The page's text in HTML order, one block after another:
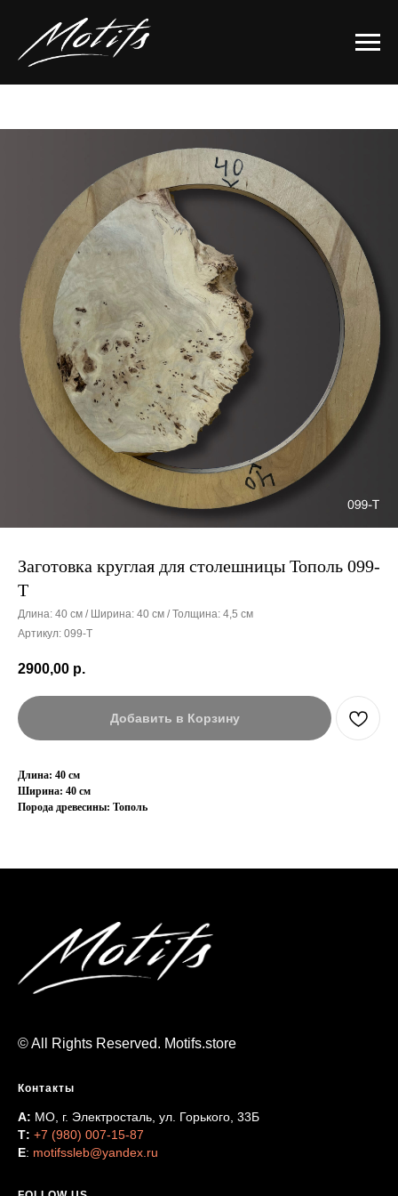
Заготовка круглая для столешницы Тополь 099-
Т
Длина: 40 см / Ширина: 40 см / Толщина: 4,5 см
Артикул: 099-Т
2900,00 р.
Добавить в Корзину
Длина: 40 см
Ширина: 40 см
Порода древесины: Тополь
© All Rights Reserved. Motifs.store
Контакты
А: МО, г. Электросталь, ул. Горького, 33Б
Т: +7 (980) 007-15-87
Е: motifssleb@yandex.ru